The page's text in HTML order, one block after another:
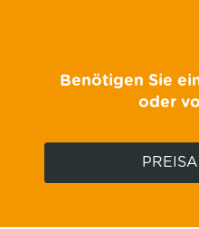
Benötigen Sie
oder